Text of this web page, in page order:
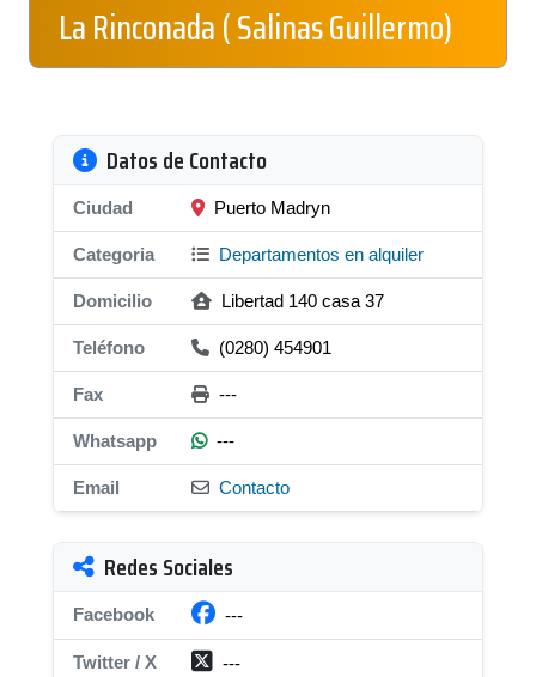
La Rinconada ( Salinas Guillermo)
Datos de Contacto
Ciudad Puerto Madryn
Categoria Departamentos en alquiler
Domicilio Libertad 140 casa 37
Teléfono (0280) 454901
Fax ---
Whatsapp ---
Email Contacto
Redes Sociales
Facebook ---
Twitter / X ---